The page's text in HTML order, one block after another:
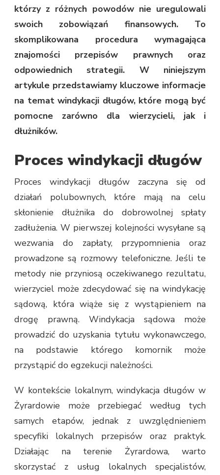
którzy z różnych powodów nie uregulowali
swoich zobowiązań finansowych. To
skomplikowana procedura wymagająca
znajomości przepisów prawnych oraz
odpowiednich strategii. W niniejszym
artykule przedstawiamy kluczowe informacje
na temat windykacji długów, które mogą być
pomocne zarówno dla wierzycieli, jak i
dłużników.
Proces windykacji długów
Proces windykacji długów zaczyna się od
działań polubownych, które mają na celu
skłonienie dłużnika do dobrowolnej spłaty
zadłużenia. W pierwszej kolejności wysyłane są
wezwania do zapłaty, przypomnienia oraz
prowadzone są rozmowy telefoniczne. Jeśli te
metody nie przyniosą oczekiwanego rezultatu,
wierzyciel może zdecydować się na windykację
sądową, która wiąże się z wystąpieniem na
drogę prawną. Windykacja sądowa może
prowadzić do uzyskania tytułu wykonawczego,
na podstawie którego komornik może
przystąpić do egzekucji należności.
W kontekście lokalnym, windykacja długów w
Żyrardowie może przebiegać według tych
samych etapów, jednak z uwzględnieniem
specyfiki lokalnych przepisów oraz praktyk.
Działając na terenie Żyrardowa, warto
skorzystać z usług lokalnych specjalistów,